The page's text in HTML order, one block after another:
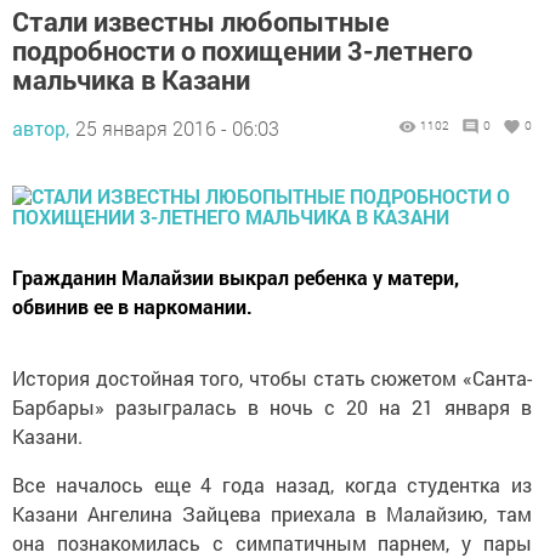
Стали известны любопытные
подробности о похищении 3-летнего
мальчика в Казани
автор, 25 января 2016 - 06:03 1102 0 0
Гражданин Малайзии выкрал ребенка у матери,
обвинив ее в наркомании.
История достойная того, чтобы стать сюжетом «Санта-
Барбары» разыгралась в ночь с 20 на 21 января в
Казани.
Все началось еще 4 года назад, когда студентка из
Казани Ангелина Зайцева приехала в Малайзию, там
она познакомилась с симпатичным парнем, у пары